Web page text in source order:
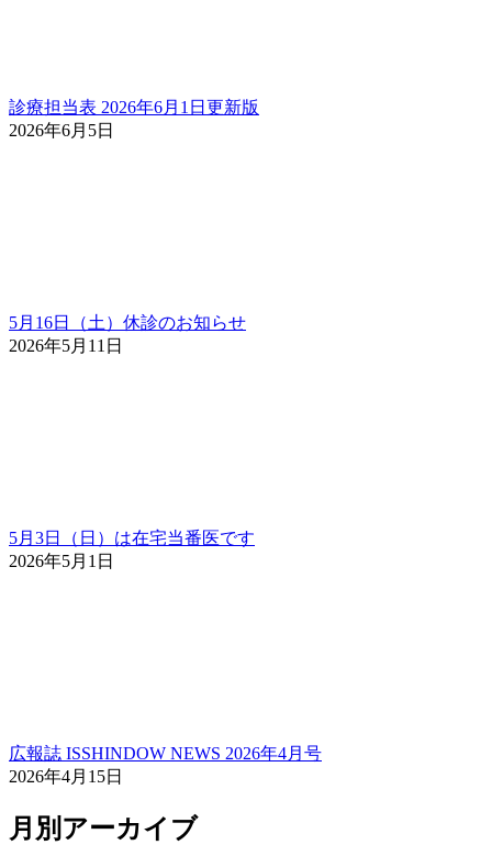
診療担当表 2026年6月1日更新版
2026年6月5日
5月16日（土）休診のお知らせ
2026年5月11日
5月3日（日）は在宅当番医です
2026年5月1日
広報誌 ISSHINDOW NEWS 2026年4月号
2026年4月15日
月別アーカイブ